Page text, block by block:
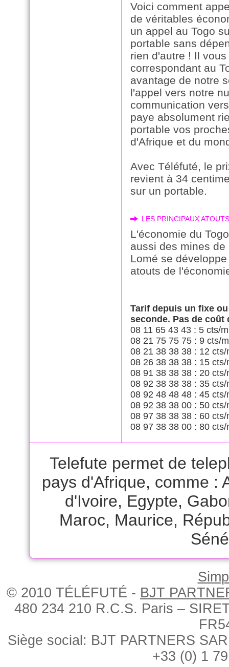
Voici comment
de véritables
un appel au Togo
portable sans
rien d'autre ! Il
correspondant au
avantage de notre
l'appel vers notre
communication
paye absolument
portable vos
d'Afrique et du
Avec Téléfuté, le
revient à 34
sur un portable.
LES PRINCIPAUX
L'économie du
aussi des mines
Lomé se
atouts de
Tarif depuis un fixe
seconde. Pas de coût
08 11 65 43 43 : 5 cts/
08 21 75 75 75 : 9 cts/
08 21 38 38 38 : 12 cts/
08 26 38 38 38 : 15 cts/
08 91 38 38 38 : 20 cts/
08 92 38 38 38 : 35 cts/
08 92 48 48 48 : 45 cts/
08 92 38 38 00 : 50 cts/
08 97 38 38 38 : 60 cts/
08 97 38 38 00 : 80 cts/
Telefute permet de
pays d'Afrique, comme :
d'Ivoire, Egypte,
Maroc, Maurice,
© 2010 TÉLÉFUTÉ - BJT
480 234 210 R.C.S. Paris –
Siège social: BJT PARTNERS
+33 (0) 1